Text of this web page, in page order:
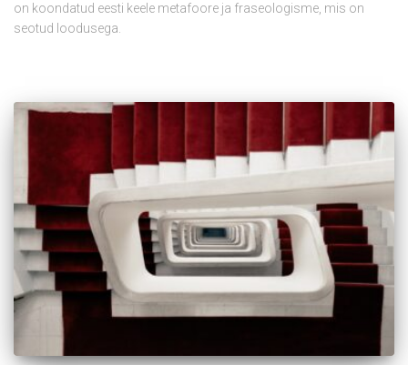
on koondatud eesti keele metafoore ja fraseologisme, mis on
seotud loodusega.